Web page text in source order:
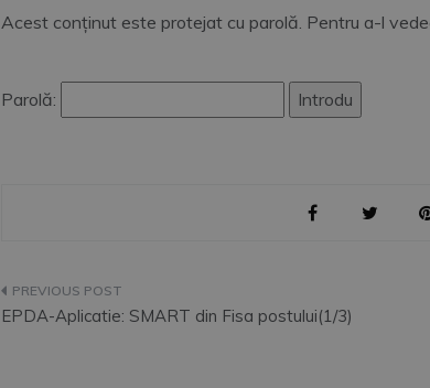
Acest conținut este protejat cu parolă. Pentru a-l
Parolă:
Navigare
EPDA-Aplicatie: SMART din Fisa postului(1/3)